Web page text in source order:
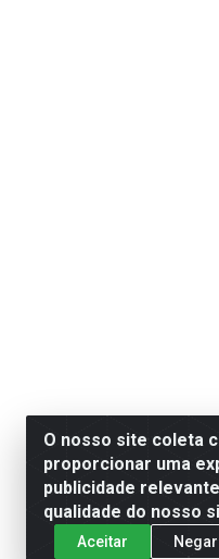
O nosso site coleta
proporcionar uma
publicidade
qualidade do nosso
Aceitar